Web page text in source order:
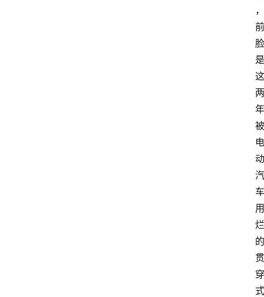
，
前
脸
是
这
两
年
被
电
动
汽
车
用
烂
的
贯
穿
式